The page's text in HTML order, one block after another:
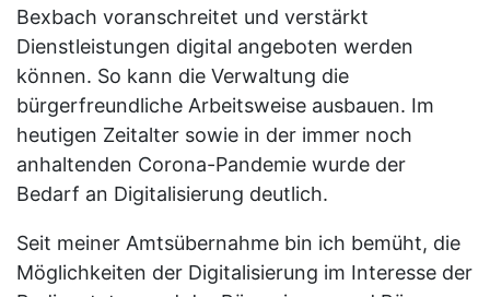
Bexbach voranschreitet und verstärkt
Dienstleistungen digital angeboten werden
können. So kann die Verwaltung die
bürgerfreundliche Arbeitsweise ausbauen. Im
heutigen Zeitalter sowie in der immer noch
anhaltenden Corona-Pandemie wurde der
Bedarf an Digitalisierung deutlich.
Seit meiner Amtsübernahme bin ich bemüht, die
Möglichkeiten der Digitalisierung im Interesse der